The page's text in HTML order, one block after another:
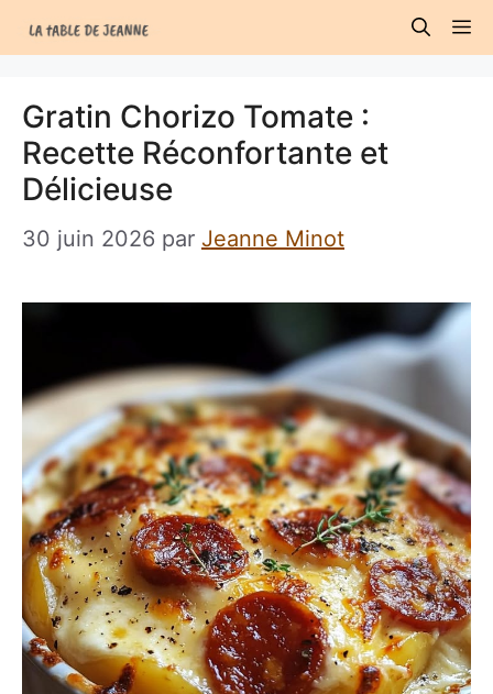
au
Gratin Chorizo Tomate :
Recette Réconfortante et
Délicieuse
30 juin 2026 par Jeanne Minot